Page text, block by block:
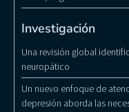
Investigación
Una revisión global
neuropático
Un nuevo enfoque de
depresión aborda las